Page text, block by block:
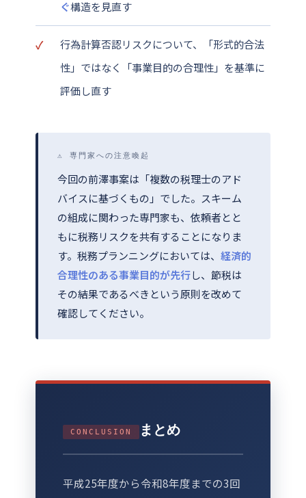
ぐ構造を見直す
行為計算否認リスクについて、「形式的合法
性」ではなく「事業目的の合理性」を基準に
評価し直す
⚠ 専門家への注意喚起
今回の前澤事案は「複数の税理士のアド
バイスに基づくもの」でした。スキーム
の組成に関わった専門家も、依頼者とと
もに税務リスクを共有することになりま
す。税務プランニングにおいては、 経済的
合理性のある事業目的が先行し、節税は
その結果であるべきという原則を改めて
確認してください。
CONCLUSION まとめ
平成25年度から令和8年度までの3回